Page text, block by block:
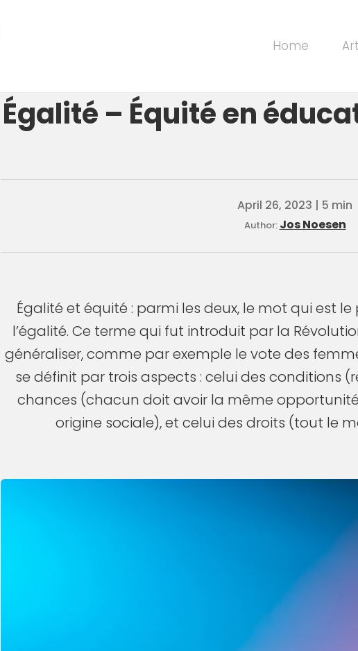
Home
Égalité – Équité en
April 26, 2023 | 5 min
Author: Jos Noesen
Égalité et équité : parmi les deux, le mot qui est
l’égalité. Ce terme qui fut introduit par la
généraliser, comme par exemple le vote des
se définit par trois aspects : celui des conditions
chances (chacun doit avoir la même
origine sociale), et celui des droits (tout le